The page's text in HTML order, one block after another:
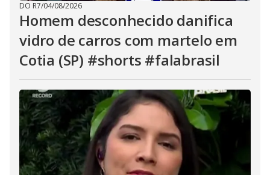
DO R7/04/08/2026
Homem desconhecido danifica
vidro de carros com martelo em
Cotia (SP) #shorts #falabrasil